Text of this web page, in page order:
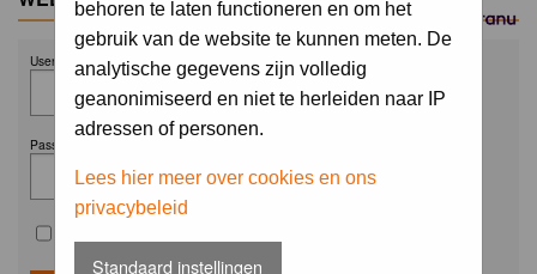
Sponsored by
behoren te laten functioneren en om het
gebruik van de website te kunnen meten. De
analytische gegevens zijn volledig
geanonimiseerd en niet te herleiden naar IP
adressen of personen.
Lees hier meer over cookies en ons
privacybeleid
Standaard instellingen
Username:
Password: